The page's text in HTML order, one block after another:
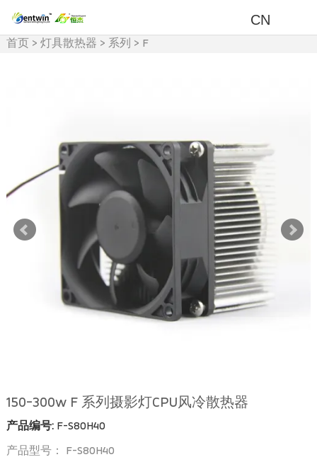
CN
首页 > 灯具散热器 > 系列 > F
150-300w F 系列摄影灯CPU风冷散热器
产品编号:F-S80H40
产品型号： F-S80H40